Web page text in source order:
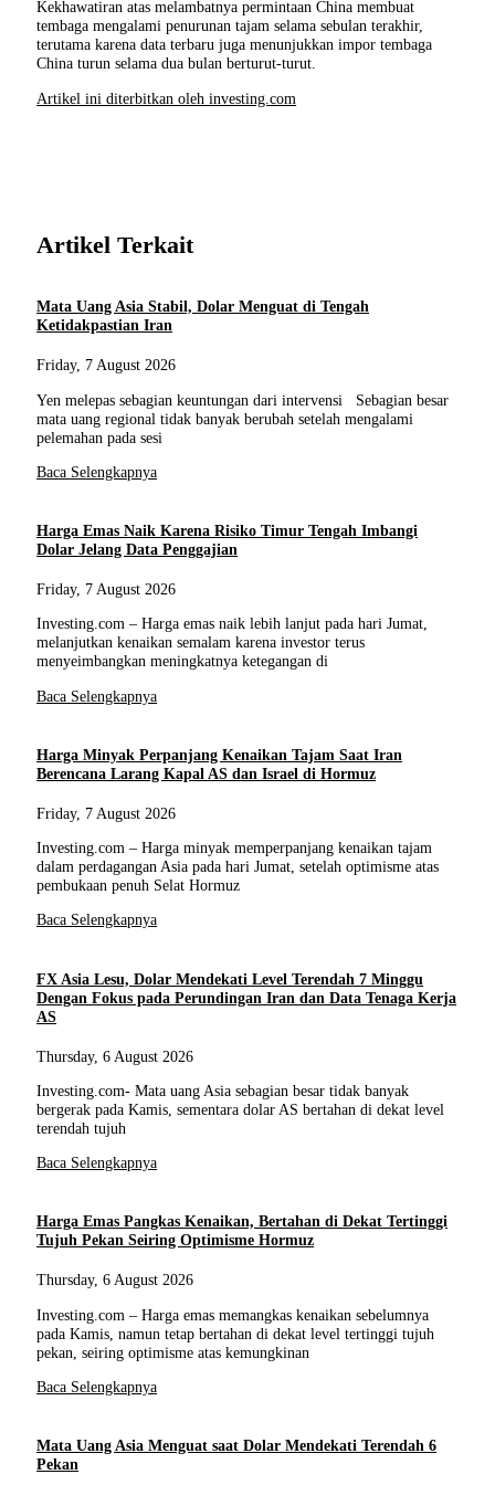
Kekhawatiran atas melambatnya permintaan China membuat
tembaga mengalami penurunan tajam selama sebulan terakhir,
terutama karena data terbaru juga menunjukkan impor tembaga
China turun selama dua bulan berturut-turut.
Artikel ini diterbitkan oleh investing.com
Artikel Terkait
Mata Uang Asia Stabil, Dolar Menguat di Tengah
Ketidakpastian Iran
Friday, 7 August 2026
Yen melepas sebagian keuntungan dari intervensi Sebagian besar
mata uang regional tidak banyak berubah setelah mengalami
pelemahan pada sesi
Baca Selengkapnya
Harga Emas Naik Karena Risiko Timur Tengah Imbangi
Dolar Jelang Data Penggajian
Friday, 7 August 2026
Investing.com – Harga emas naik lebih lanjut pada hari Jumat,
melanjutkan kenaikan semalam karena investor terus
menyeimbangkan meningkatnya ketegangan di
Baca Selengkapnya
Harga Minyak Perpanjang Kenaikan Tajam Saat Iran
Berencana Larang Kapal AS dan Israel di Hormuz
Friday, 7 August 2026
Investing.com – Harga minyak memperpanjang kenaikan tajam
dalam perdagangan Asia pada hari Jumat, setelah optimisme atas
pembukaan penuh Selat Hormuz
Baca Selengkapnya
FX Asia Lesu, Dolar Mendekati Level Terendah 7 Minggu
Dengan Fokus pada Perundingan Iran dan Data Tenaga Kerja
AS
Thursday, 6 August 2026
Investing.com- Mata uang Asia sebagian besar tidak banyak
bergerak pada Kamis, sementara dolar AS bertahan di dekat level
terendah tujuh
Baca Selengkapnya
Harga Emas Pangkas Kenaikan, Bertahan di Dekat Tertinggi
Tujuh Pekan Seiring Optimisme Hormuz
Thursday, 6 August 2026
Investing.com – Harga emas memangkas kenaikan sebelumnya
pada Kamis, namun tetap bertahan di dekat level tertinggi tujuh
pekan, seiring optimisme atas kemungkinan
Baca Selengkapnya
Mata Uang Asia Menguat saat Dolar Mendekati Terendah 6
Pekan